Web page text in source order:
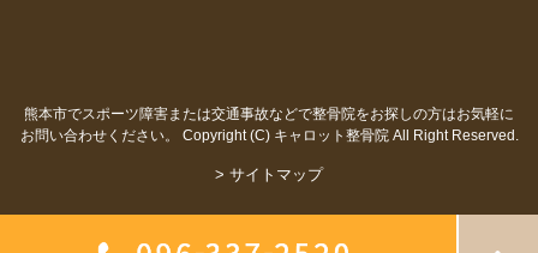
熊本市でスポーツ障害または交通事故などで整骨院をお探しの方はお気軽に
お問い合わせください。 Copyright (C) キャロット整骨院 All Right Reserved.
> サイトマップ